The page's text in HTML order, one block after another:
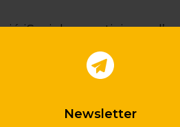
Newsletter
iSocial va participar a l’
Social i Sanitària
“Alternatives
d’atenció centrats en la